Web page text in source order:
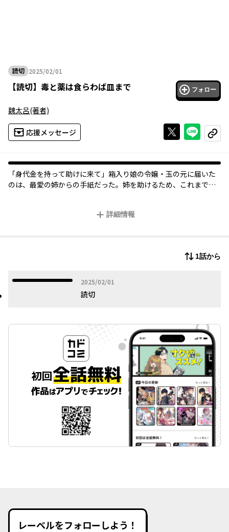
読切 2025/02/01
2025年02月01日
【読切】 毒と薬は食らわば皿まで フォロー
魏太呂(著者)
応援メッセージ Xで投稿する
ライン
コピー
「身代金を持って助けに来て」箱入り娘の令嬢・玉の元に届いた
のは、最愛の姉からの手紙だった。姉を助けるため、これまで親
中華料理は全て美味しく、薬膳料理の味は特に格別！ただこの店
詳細情報
1話から
2025/02/01
2025年02月01日
読切
レーベルをフォローしよう！